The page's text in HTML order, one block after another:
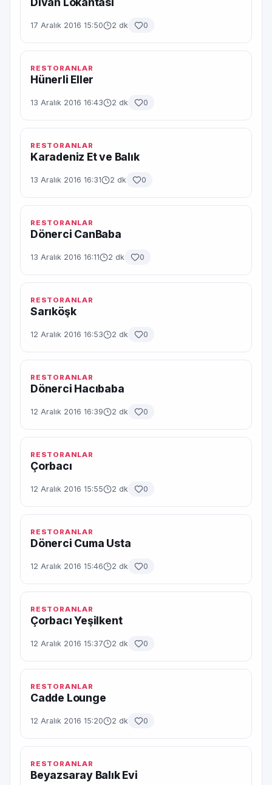
17 Aralık 2016 15:50 2 dk 0
RESTORANLAR
Hünerli Eller
13 Aralık 2016 16:43 2 dk 0
RESTORANLAR
Karadeniz Et ve Balık
13 Aralık 2016 16:31 2 dk 0
RESTORANLAR
Dönerci CanBaba
13 Aralık 2016 16:11 2 dk 0
RESTORANLAR
Sarıköşk
12 Aralık 2016 16:53 2 dk 0
RESTORANLAR
Dönerci Hacıbaba
12 Aralık 2016 16:39 2 dk 0
RESTORANLAR
Çorbacı
12 Aralık 2016 15:55 2 dk 0
RESTORANLAR
Dönerci Cuma Usta
12 Aralık 2016 15:46 2 dk 0
RESTORANLAR
Çorbacı Yeşilkent
12 Aralık 2016 15:37 2 dk 0
RESTORANLAR
Cadde Lounge
12 Aralık 2016 15:20 2 dk 0
RESTORANLAR
Beyazsaray Balık Evi